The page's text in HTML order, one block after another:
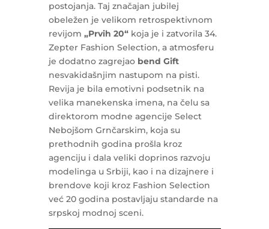
postojanja. Taj značajan jubilej
obeležen je velikom retrospektivnom
revijom „Prvih 20“koja je i zatvorila 34.
Zepter Fashion Selection, a atmosferu
je dodatno zagrejao bend Gift
nesvakidašnjim nastupom na pisti.
Revija je bila emotivni podsetnik na
velika manekenska imena, na čelu sa
direktorom modne agencije Select
Nebojšom Grnčarskim, koja su
prethodnih godina prošla kroz
agenciju i dala veliki doprinos razvoju
modelinga u Srbiji, kao i na dizajnere i
brendove koji kroz Fashion Selection
već 20 godina postavljaju standarde na
srpskoj modnoj sceni.